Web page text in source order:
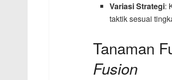
Variasi Strategi:
taktik sesuai
Tanaman
Fusion